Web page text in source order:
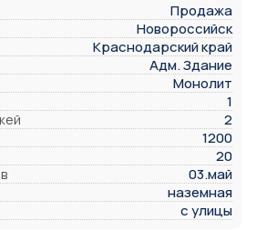
Продажа
Новороссийск
Краснодарский край
Адм. Здание
Монолит
1
2
1200
20
03.май
наземная
с улицы